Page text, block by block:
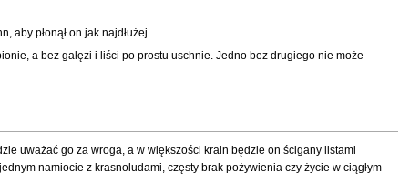
aby płonął on jak najdłużej.
a bez gałęzi i liści po prostu uschnie. Jedno bez drugiego nie może
uważać go za wroga, a w większości krain będzie on ścigany listami
namiocie z krasnoludami, częsty brak pożywienia czy życie w ciągłym